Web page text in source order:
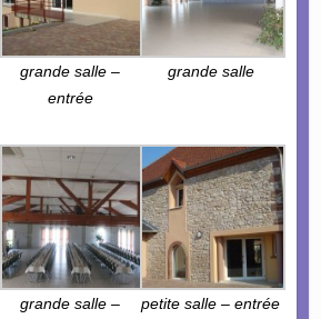
grande salle –
entrée
grande salle
grande salle –
petite salle – entrée